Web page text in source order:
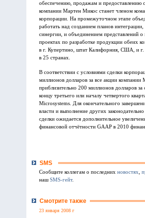
обеспечению, продажам и предоставлению
компании Мартен Микос станет членом
корпорации. На промежуточном этапе
работать над созданием планов
синергии, и объединением представлений
проектах по разработке продукции обеих
в г. Купертино, штат Калифорния, США, и г.
в 25 странах.
В соответствии с условиями сделки
миллионов долларов за все акции компании
приблизительно 200 миллионов долларов
концу третьего или началу четвертого
Microsystems. Для окончательного
власти и выполнение других
сделки ожидается дополнительное
финансовой отчётности GAAP в 2010
SMS
Сообщите коллегам о последних новостях,
нашSMS-гейт.
Смотрите также
23 января 2008 г